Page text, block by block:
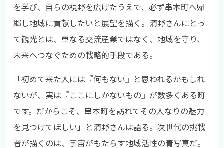
を学び、自らの視野を広げたうえで、必ず串本町へ帰
郷し地域に貢献したいと展望を描く。清野さんにとっ
て観光とは、単なる交流産業ではなく、地域を守り、
未来へつなぐための戦略的手段である。
「初めて来た人には『何もない』と思われるかもしれ
ないが、実は『ここにしかないもの』が数多くある町
です。だからこそ、串本町を訪れてその人なりの魅力
を見つけてほしい」と清野さんは語る。次世代の挑戦
者が描くのは、宇宙がもたらす地域活性の青写真だ。